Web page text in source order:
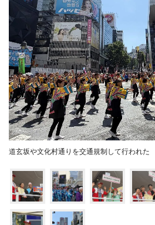
道玄坂や文化村通りを交通規制して行われた